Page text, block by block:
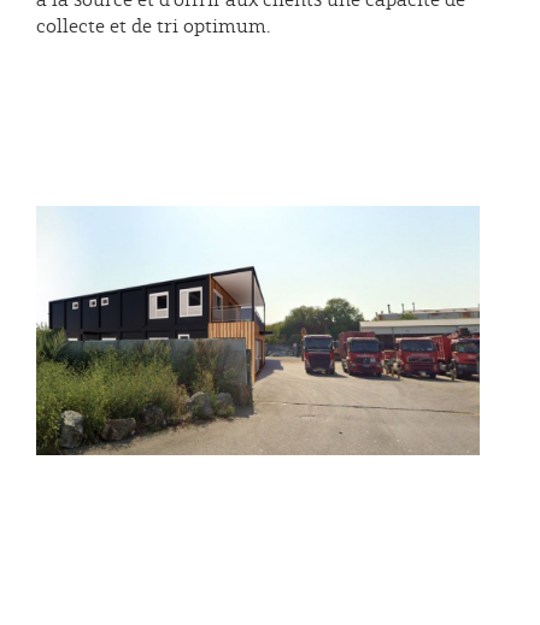
collecte et de tri optimum.